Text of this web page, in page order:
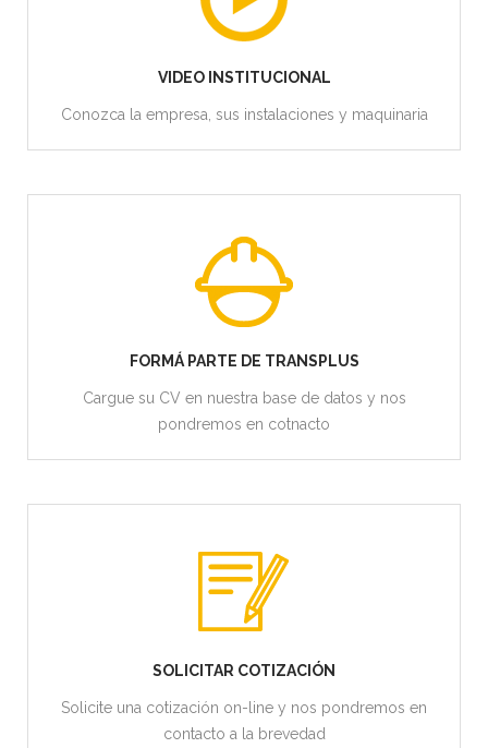
VIDEO INSTITUCIONAL
Conozca la empresa, sus instalaciones y maquinaria
FORMÁ PARTE DE TRANSPLUS
Cargue su CV en nuestra base de datos y nos
pondremos en cotnacto
SOLICITAR COTIZACIÓN
Solicite una cotización on-line y nos pondremos en
contacto a la brevedad